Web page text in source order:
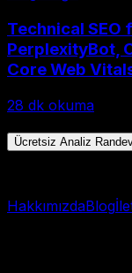
Technical SEO
PerplexityBot,
Core Web
28 dk okuma
Ücretsiz Analiz
HakkımızdaBlog